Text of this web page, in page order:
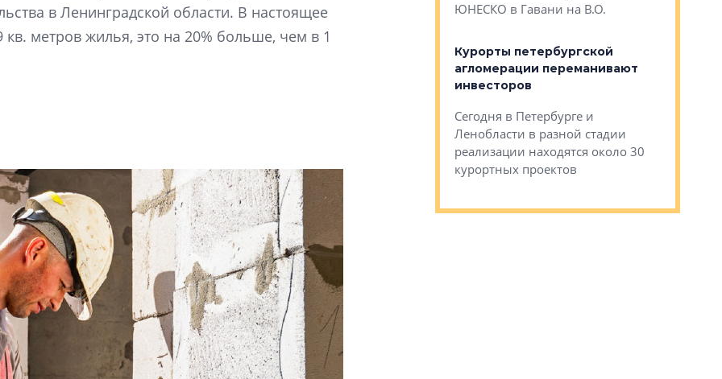
в Ленинградской области. В настоящее
метров жилья, это на 20% больше, чем в 1
2020-2026 годов постройки на
9% дешевле строящихся
ЮНЕСКО в Гавани на В.О.
Курорты петербургской
агломерации переманивают
инвесторов
Сегодня в Петербурге и
Ленобласти в разной стадии
реализации находятся около 30
курортных проектов